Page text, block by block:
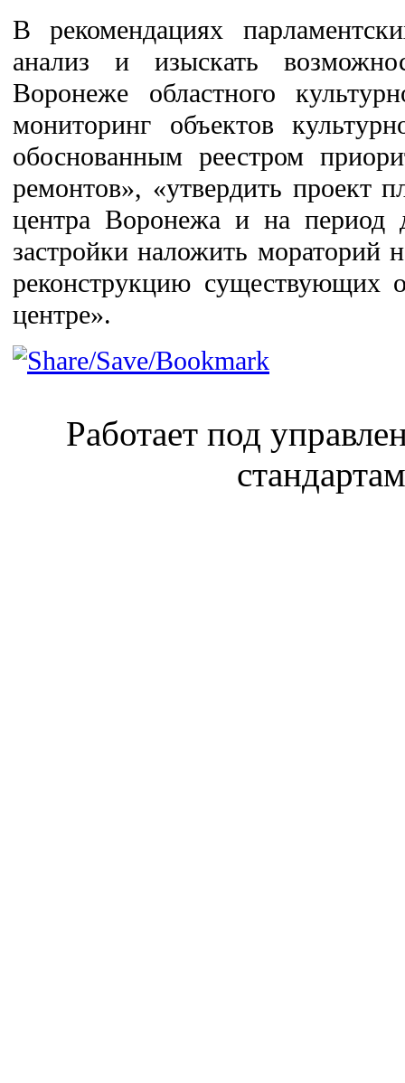
В рекомендациях
анализ и изыскать
Воронеже областного
мониторинг объектов
обоснованным реестром
ремонтов», «утвердить проект
центра Воронежа и на период
застройки наложить мораторий
реконструкцию существующих
центре».
Работает под